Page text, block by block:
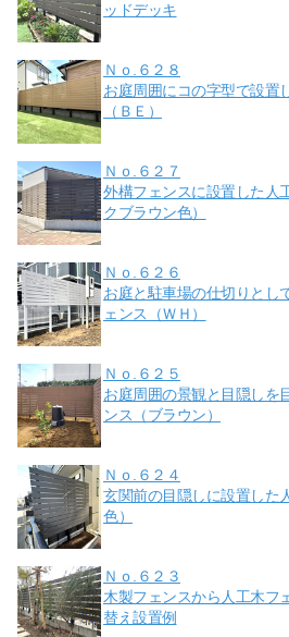
ッドデッキ
Ｎｏ.６２８
お庭周囲にコの字型で設置
（ＢＥ）
Ｎｏ.６２７
外構フェンスに設置した人
クブラウン色）
Ｎｏ.６２６
お庭と駐車場の仕切りとし
ェンス（ＷＨ）
Ｎｏ.６２５
お庭周囲の景観と目隠しを
ンス（ブラウン）
Ｎｏ.６２４
玄関前の目隠しに設置した
色）
Ｎｏ.６２３
木製フェンスから人工木フ
替え設置例